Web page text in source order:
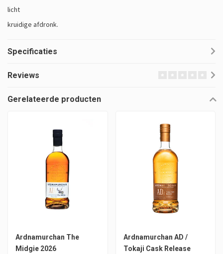
licht
kruidige afdronk.
Specificaties
Reviews
Gerelateerde producten
Ardnamurchan The
Midgie 2026
Ardnamurchan AD /
Tokaji Cask Release